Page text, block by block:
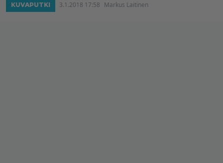
KUVAPUTKI 3.1.2018 17:58 Markus Laitinen